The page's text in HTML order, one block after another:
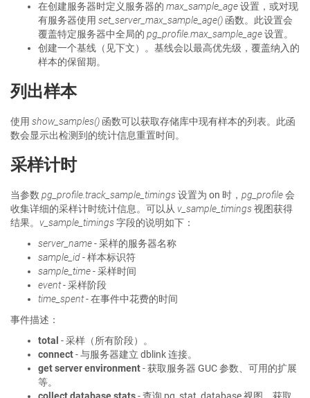
在创建服务器时定义服务器的 max_sample_age设置，或对现
有服务器使用 set_server_max_sample_age() 函数。此设置会
覆盖特定服务器中全局的 pg_profile.max_sample_age设置。
创建一个基线（见下文）。基线会以最高优先级，覆盖纳入的
样本的保留期。
列出样本
使用 show_samples() 函数可以获取存储库中现有样本的列表。此函
数会显示出检测到的统计信息重置时间。
采样计时
当参数 pg_profile.track_sample_timings设置为 on 时， pg_profile会
收集详细的采样计时统计信息。可以从 v_sample_timings视图获得
结果。 v_sample_timings字段的说明如下：
server_name- 采样的服务器名称
sample_id- 样本标识符
sample_time- 采样时间
event- 采样阶段
time_spent- 在事件中花费的时间
事件描述：
total - 采样（所有阶段）。
connect- 与服务器建立 dblink 连接。
get server environment- 获取服务器 GUC 参数、可用的扩展
等。